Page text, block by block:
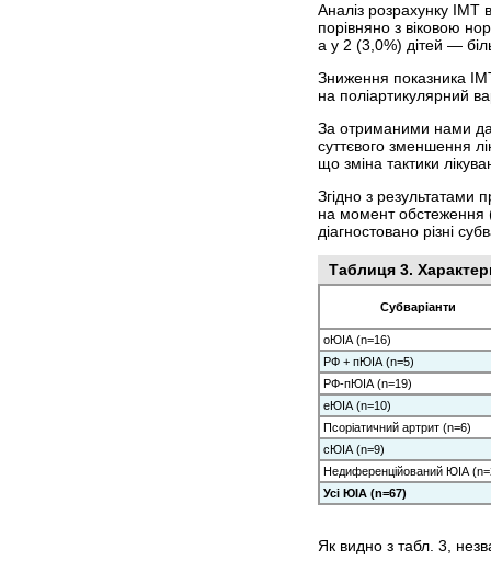
Аналіз розрахунку ІМТ
порівняно з віковою
а у 2 (3,0%) дітей —
Зниження показника
на поліартикулярний
За отриманими нами
суттєвого зменшення
що зміна тактики
Згідно з результатами
на момент обстеження
діагностовано різні
Таблиця 3.
Субваріанти
оЮІА (n=16)
РФ + пЮІА (n=5)
РФ-пЮІА (n=19)
еЮІА (n=10)
Псоріатичний артрит (n=6)
сЮІА (n=9)
Недиференційований ЮІА
Усі ЮІА (n=67)
Як видно з табл. 3,